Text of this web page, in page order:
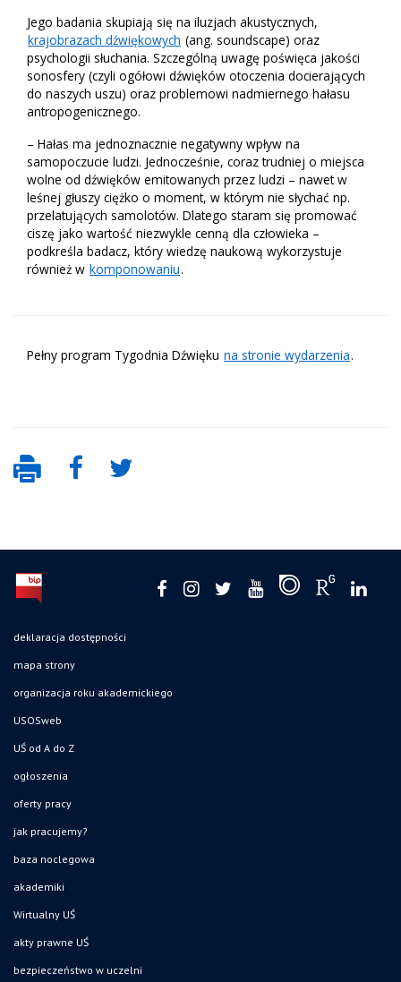
Jego badania skupiają się na iluzjach akustycznych,
krajobrazach dźwiękowych (ang. soundscape) oraz
psychologii słuchania. Szczególną uwagę poświęca jakości
sonosfery (czyli ogółowi dźwięków otoczenia docierających
do naszych uszu) oraz problemowi nadmiernego hałasu
antropogenicznego.
– Hałas ma jednoznacznie negatywny wpływ na
samopoczucie ludzi. Jednocześnie, coraz trudniej o miejsca
wolne od dźwięków emitowanych przez ludzi – nawet w
leśnej głuszy ciężko o moment, w którym nie słychać np.
przelatujących samolotów. Dlatego staram się promować
ciszę jako wartość niezwykle cenną dla człowieka –
podkreśla badacz, który wiedzę naukową wykorzystuje
również w komponowaniu.
Pełny program Tygodnia Dźwięku na stronie wydarzenia.
deklaracja dostępności
mapa strony
organizacja roku akademickiego
USOSweb
UŚ od A do Z
ogłoszenia
oferty pracy
jak pracujemy?
baza noclegowa
akademiki
Wirtualny UŚ
akty prawne UŚ
bezpieczeństwo w uczelni